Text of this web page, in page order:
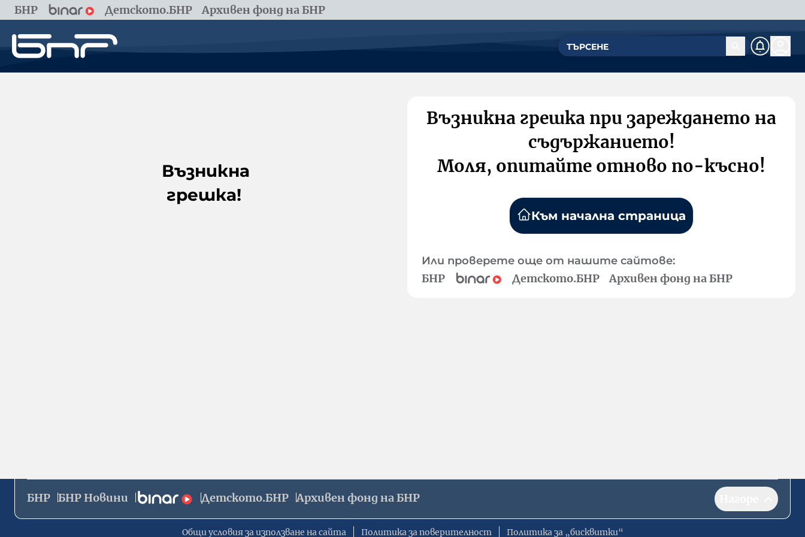
БНР Детското.БНР Архивен фонд на БНР
Възникна
грешка!
Възникна грешка при зареждането на
съдържанието!
Моля, опитайте отново по-късно!
Към начална страница
Или проверете още от нашите сайтове:
БНР Детското.БНР Архивен фонд на БНР
БНР БНР Новини Детското.БНР Архивен фонд на БНР
Общи условия за използване на сайта Политика за поверителност Политика за „бисквитки“